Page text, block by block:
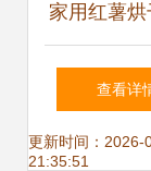
家用红薯
购指南 厂家
图片与批发
查看详
更新时间：2026-
21:35:51